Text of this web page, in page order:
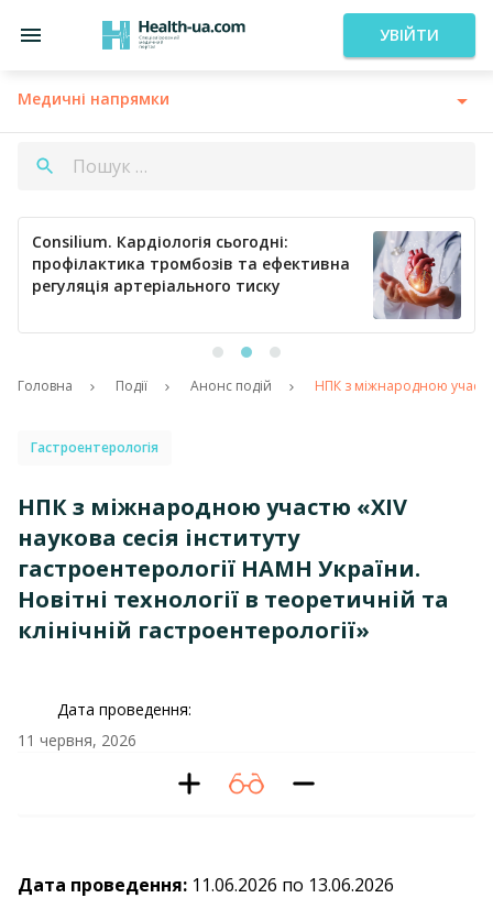
УВІЙТИ
Медичні напрямки
Consilium. Кардіологія сьогодні:
профілактика тромбозів та ефективна
регуляція артеріального тиску
Головна Події Анонс подій НПК з міжнародною участю
Гастроентерологія
НПК з міжнародною участю «XІV
наукова сесія інституту
гастроентерології НАМН України.
Новітні технології в теоретичній та
клінічній гастроентерології»
Дата проведення:
11 червня, 2026
Дата проведення: 11.06.2026 по 13.06.2026